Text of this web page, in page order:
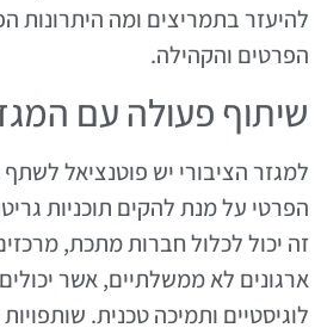
להיעזר בתמריצים ומה היתרונות
הפרטים והקהילה.
שיתוף פעולה עם
למגזר הציבורי יש פוטנציאל
הפרטי על מנת להקים תוכניות
זה יכול לכלול חברות מתכת,
ארגונים לא ממשלתיים, אשר
לוגיסטיים ותמיכה טכנית.